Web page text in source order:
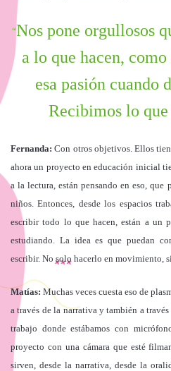
“Nos pone orgullosos
a lo que hacen,
esa pasión cuando
Recibimos lo
Fernanda: Con otros objetivos. Ellos
ahora un proyecto en educación inicial
a la lectura, están pensando en eso,
niños. Entonces, desde los espacios
escribir todo lo que hacen, están a un
estudiando. La idea es que puedan
escribir. No solo hacerlo en movimiento,
Matías: Muchas veces cuesta eso de
a través de la narrativa y también a
trabajo donde estábamos con
proyecto con una cámara que esté
sirven, desde la narrativa, desde la